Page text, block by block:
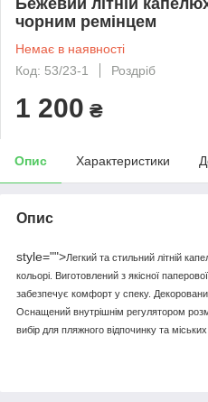
чорним ремінцем
Немає в наявності
Код: 53/23-1
Роздріб
1 200 ₴
Опис Характеристики
Опис
style="">Легкий та стильний літній
кольорі. Виготовлений з якісної
забезпечує комфорт у спеку.
Оснащений внутрішнім регулятором
вибір для пляжного відпочинку та